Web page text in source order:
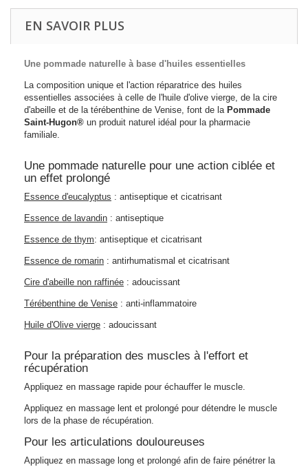
EN SAVOIR PLUS
Une pommade naturelle à base d'huiles essentielles
La composition unique et l'action réparatrice des huiles
essentielles associées à celle de l'huile d'olive vierge, de la cire
d'abeille et de la térébenthine de Venise, font de la Pommade
Saint-Hugon® un produit naturel idéal pour la pharmacie
familiale.
Une pommade naturelle pour une action ciblée et
un effet prolongé
Essence d'eucalyptus : antiseptique et cicatrisant
Essence de lavandin : antiseptique
Essence de thym: antiseptique et cicatrisant
Essence de romarin : antirhumatismal et cicatrisant
Cire d'abeille non raffinée : adoucissant
Térébenthine de Venise : anti-inflammatoire
Huile d'Olive vierge : adoucissant
Pour la préparation des muscles à l'effort et
récupération
Appliquez en massage rapide pour échauffer le muscle.
Appliquez en massage lent et prolongé pour détendre le muscle
lors de la phase de récupération.
Pour les articulations douloureuses
Appliquez en massage long et prolongé afin de faire pénétrer la